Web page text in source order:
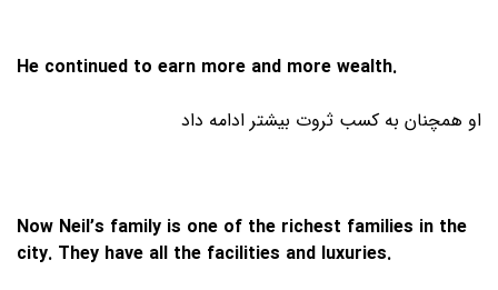
He continued to earn more and more wealth.
او همچنان به کسب ثروت بیشتر ادامه داد
Now Neil’s family is one of the richest families in the
city. They have all the facilities and luxuries.